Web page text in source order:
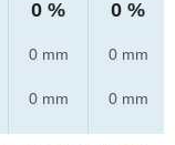
0 %
0 mm
0 mm
0 %
0 mm
0 mm